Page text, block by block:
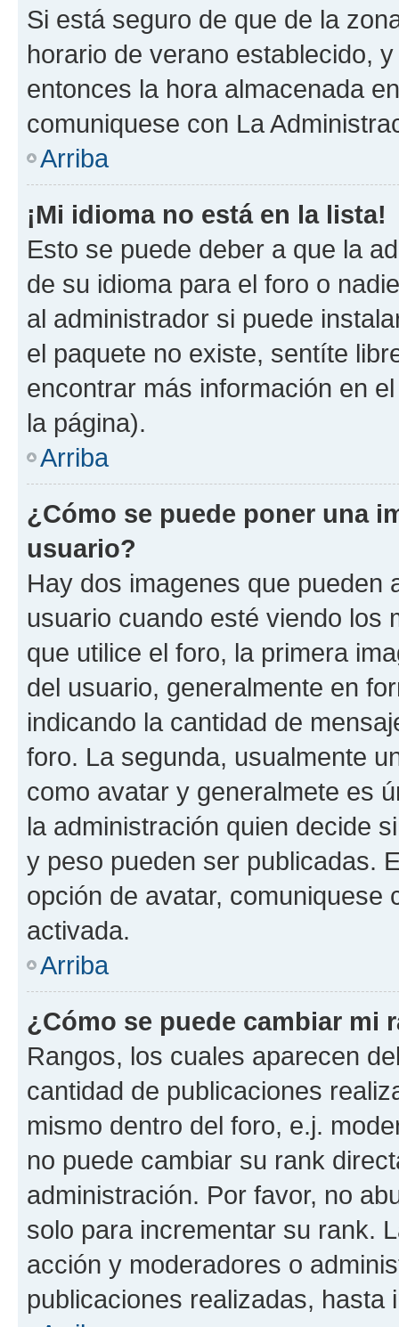
Si está seguro de que de la
horario de verano establecido,
entonces la hora almacenada
comuniquese con La
Arriba
¡Mi idioma no está en la lista!
Esto se puede deber a que la
de su idioma para el foro o
al administrador si puede
el paquete no existe, sentíte
encontrar más información en
la página).
Arriba
¿Cómo se puede poner una
usuario?
Hay dos imagenes que pueden
usuario cuando esté viendo los
que utilice el foro, la primera
del usuario, generalmente en
indicando la cantidad de
foro. La segunda, usualmente
como avatar y generalmete es
la administración quien decide
y peso pueden ser publicadas.
opción de avatar, comuniquese
activada.
Arriba
¿Cómo se puede cambiar mi
Rangos, los cuales aparecen
cantidad de publicaciones
mismo dentro del foro, e.j.
no puede cambiar su rank
administración. Por favor, no
solo para incrementar su rank.
acción y moderadores o
publicaciones realizadas, hasta